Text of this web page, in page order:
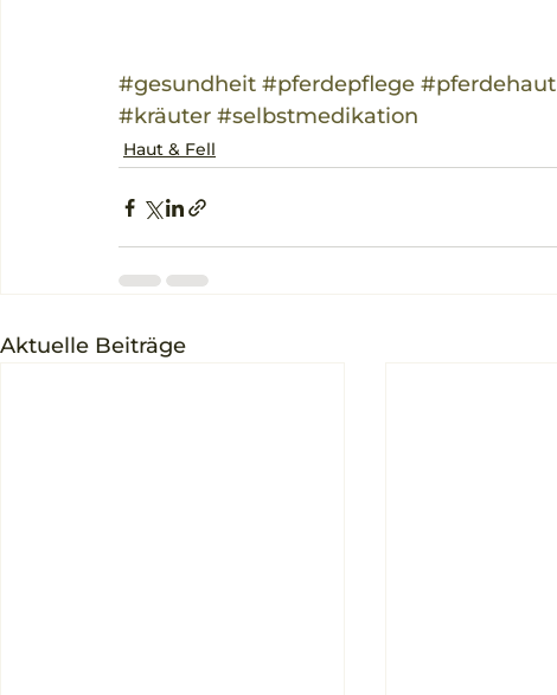
#gesundheit #pferdepflege #pferdehaut
#kräuter #selbstmedikation
Haut & Fell
Aktuelle Beiträge